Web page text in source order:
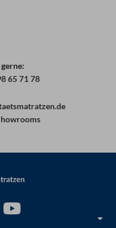
65 71 78